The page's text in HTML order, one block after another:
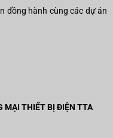
đồng hành cùng các dự án
MẠI THIẾT BỊ ĐIỆN TTA